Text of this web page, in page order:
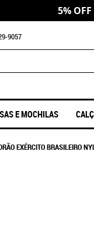
5% OFF
9057
E MOCHILAS
EXÉRCITO BRASILEIRO